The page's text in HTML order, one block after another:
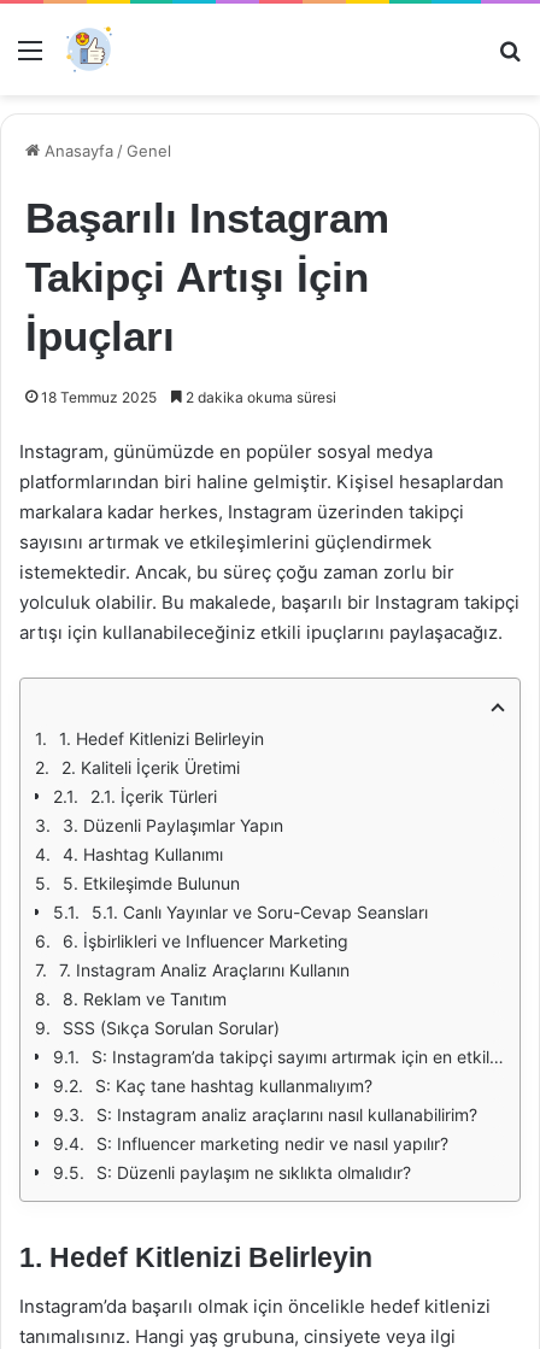
Menü
Anasayfa /Genel
Başarılı Instagram
Takipçi Artışı İçin
İpuçları
18 Temmuz 2025 2 dakika okuma süresi
Instagram, günümüzde en popüler sosyal medya
platformlarından biri haline gelmiştir. Kişisel hesaplardan
markalara kadar herkes, Instagram üzerinden takipçi
sayısını artırmak ve etkileşimlerini güçlendirmek
istemektedir. Ancak, bu süreç çoğu zaman zorlu bir
yolculuk olabilir. Bu makalede, başarılı bir Instagram takipçi
artışı için kullanabileceğiniz etkili ipuçlarını paylaşacağız.
1. Hedef Kitlenizi Belirleyin
2. Kaliteli İçerik Üretimi
2.1. İçerik Türleri
3. Düzenli Paylaşımlar Yapın
4. Hashtag Kullanımı
5. Etkileşimde Bulunun
5.1. Canlı Yayınlar ve Soru-Cevap Seansları
6. İşbirlikleri ve Influencer Marketing
7. Instagram Analiz Araçlarını Kullanın
8. Reklam ve Tanıtım
SSS (Sıkça Sorulan Sorular)
S: Instagram’da takipçi sayımı artırmak için en etkili yöntem nedir?
S: Kaç tane hashtag kullanmalıyım?
S: Instagram analiz araçlarını nasıl kullanabilirim?
S: Influencer marketing nedir ve nasıl yapılır?
S: Düzenli paylaşım ne sıklıkta olmalıdır?
1. Hedef Kitlenizi Belirleyin
Instagram’da başarılı olmak için öncelikle hedef kitlenizi
tanımalısınız. Hangi yaş grubuna, cinsiyete veya ilgi